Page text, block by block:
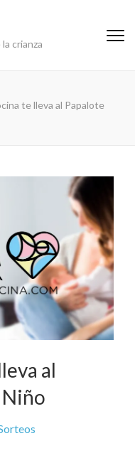
crianza
te lleva al Papalote
al
Niño